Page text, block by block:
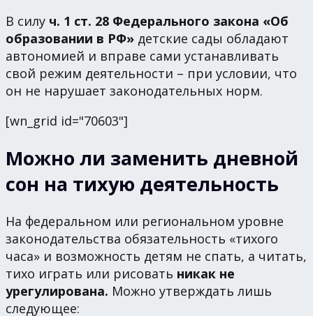
В силу ч. 1 ст. 28 Федерального закона «Об
образовании в РФ» детские сады обладают
автономией и вправе сами устанавливать
свой режим деятельности – при условии, что
он не нарушает законодательных норм.
[wn_grid id="70603"]
Можно ли заменить дневной
сон на тихую деятельность
На федеральном или региональном уровне
законодательства обязательность «тихого
часа» и возможность детям не спать, а читать,
тихо играть или рисовать никак не
урегулирована. Можно утверждать лишь
следующее: